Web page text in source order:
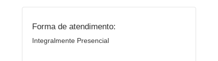
Forma de atendimento:
Integralmente Presencial